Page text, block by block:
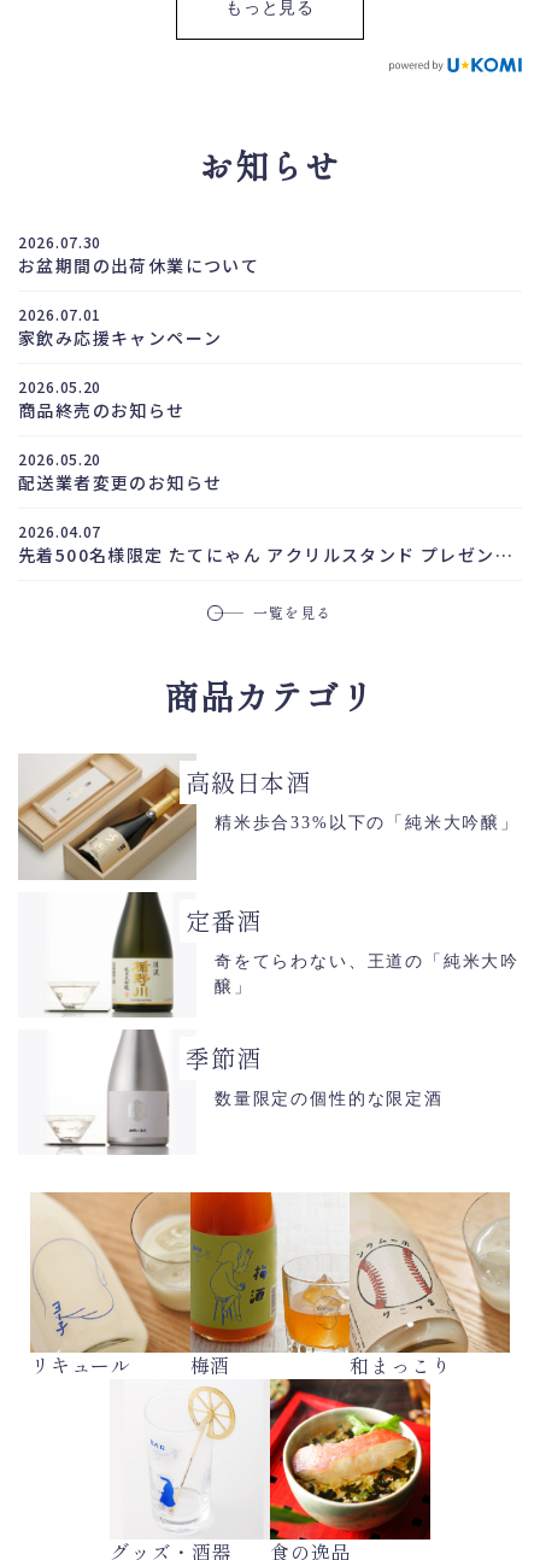
Your enthusiasm and
support made the event
truly memorable. We look
🍶🥂 #HOH #Tatenokawa
もっと見る
お知らせ
2026.07.30
お盆期間の出荷休業について
2026.07.01
家飲み応援キャンペーン
2026.05.20
商品終売のお知らせ
2026.05.20
配送業者変更のお知らせ
2026.04.07
先着500名様限定 たてにゃん アクリルスタンド プレゼン
一覧を見る
商品カテゴリ
高級日本酒
精米歩合33%以下の「純米大吟醸」
定番酒
奇をてらわない、王道の「純米大吟
醸」
季節酒
数量限定の個性的な限定酒
リキュール 梅酒 和まっこり
グッズ・酒器 食の逸品